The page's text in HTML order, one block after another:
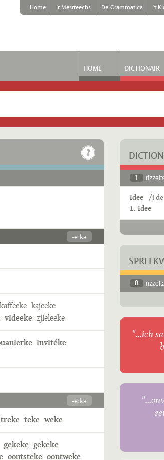
Home 't Mestreechs De Grammatica 't
HOME DICTIONAIR
-eˑkə
kaffeeke kajeeke
videeke zjieleeke
invitéke
-eːkə
teke weke
gekeke gekeke
oontsteke oontweke
1
idee /
1. idee
0
"...ich